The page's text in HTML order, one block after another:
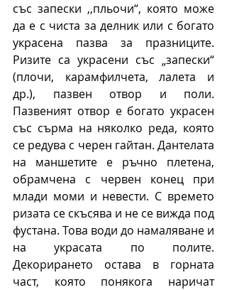
със запески ,,пльочи“, която може
да е с чиста за делник или с богато
украсена пазва за празниците.
Ризите са украсени със „запески“
(плочи, карамфилчета, лалета и
др.), пазвен отвор и поли.
Пазвеният отвор е богато украсен
със сърма на няколко реда, която
се редува с черен гайтан. Дантелата
на маншетите е ръчно плетена,
обрамчена с червен конец при
млади моми и невести. С времето
ризата се скъсява и не се вижда под
фустана. Това води до намаляване и
на украсата по полите.
Декорирането остава в горната
част, която понякога наричат